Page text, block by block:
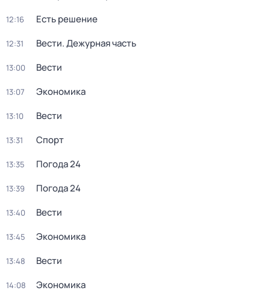
12:16 Есть решение
12:31 Вести. Дежурная часть
13:00 Вести
13:07 Экономика
13:10 Вести
13:31 Спорт
13:35 Погода 24
13:39 Погода 24
13:40 Вести
13:45 Экономика
13:48 Вести
14:08 Экономика